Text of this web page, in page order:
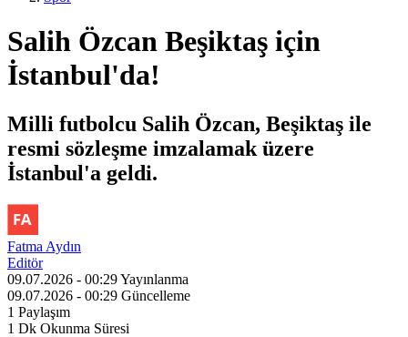
Salih Özcan Beşiktaş için
İstanbul'da!
Milli futbolcu Salih Özcan, Beşiktaş ile
resmi sözleşme imzalamak üzere
İstanbul'a geldi.
Fatma Aydın
Editör
09.07.2026 - 00:29Yayınlanma
09.07.2026 - 00:29 Güncelleme
1 Paylaşım
1 Dk Okunma Süresi